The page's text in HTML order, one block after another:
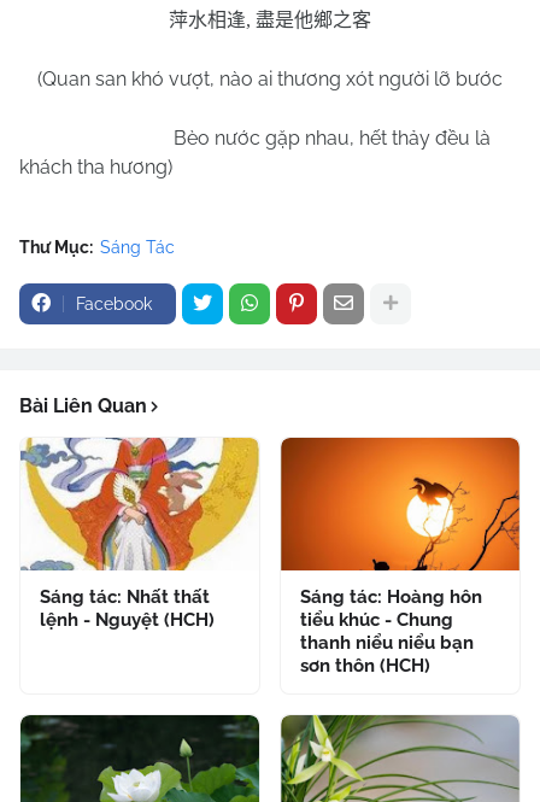
萍水相逢, 盡是他鄉之客
(Quan san khó vượt, nào ai thương xót người lỡ bước
Bèo nước gặp nhau, hết thảy đều là
khách tha hương)
Thư Mục: Sáng Tác
Facebook
Bài Liên Quan
Sáng tác: Nhất thất
lệnh - Nguyệt (HCH)
Sáng tác: Hoàng hôn
tiểu khúc - Chung
thanh niểu niểu bạn
sơn thôn (HCH)